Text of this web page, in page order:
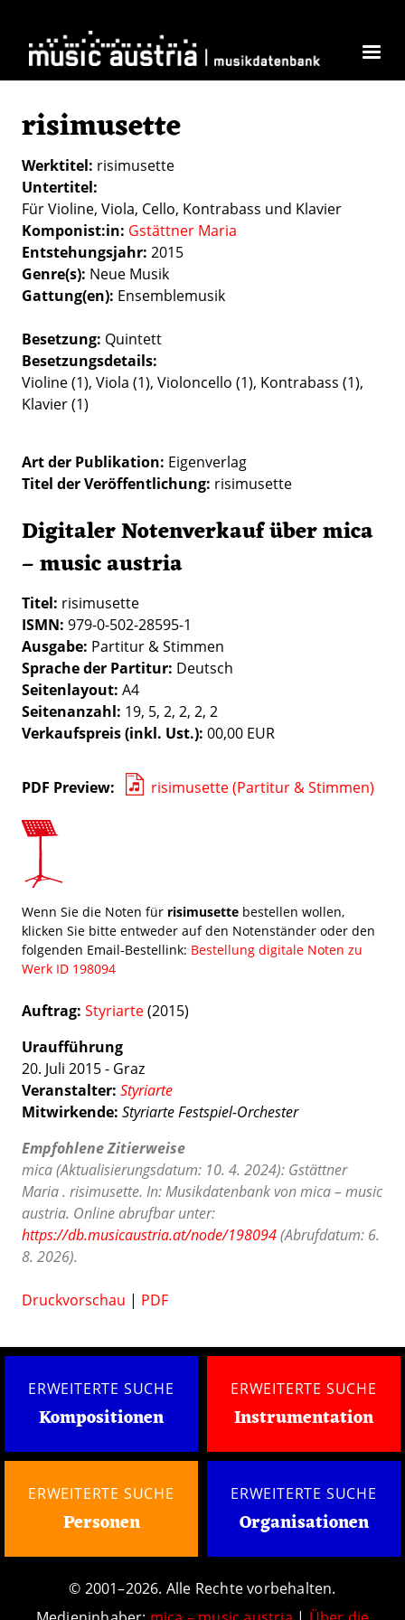
risimusette
Werktitel risimusette
Untertitel
Für Violine, Viola, Cello, Kontrabass und Klavier
Komponist:in Gstättner Maria
Entstehungsjahr 2015
Genre(s) Neue Musik
Gattung(en) Ensemblemusik
Besetzung Quintett
Besetzungsdetails
Violine (1), Viola (1), Violoncello (1), Kontrabass (1),
Klavier (1)
Art der Publikation Eigenverlag
Titel der Veröffentlichung risimusette
Digitaler Notenverkauf über mica
– music austria
Titel: risimusette
ISMN: 979-0-502-28595-1
Ausgabe: Partitur & Stimmen
Sprache der Partitur: Deutsch
Seitenlayout: A4
Seitenanzahl: 19, 5, 2, 2, 2, 2
Verkaufspreis (inkl. Ust.): 00,00 EUR
PDF Preview risimusette (Partitur & Stimmen)
Wenn Sie die Noten für risimusette bestellen wollen,
klicken Sie bitte entweder auf den Notenständer oder den
folgenden Email-Bestellink: Bestellung digitale Noten zu
Werk ID 198094
Auftrag: Styriarte(2015)
Uraufführung
20. Juli 2015 - Graz
Veranstalter: Styriarte
Mitwirkende: Styriarte Festspiel-Orchester
Empfohlene Zitierweise
mica (Aktualisierungsdatum: 10. 4. 2024): Gstättner
Maria . risimusette. In: Musikdatenbank von mica – music
austria. Online abrufbar unter:
https://db.musicaustria.at/node/198094(Abrufdatum: 6.
8. 2026).
Druckvorschau | PDF
ERWEITERTE SUCHE
Kompositionen
ERWEITERTE SUCHE
Instrumentation
ERWEITERTE SUCHE
Personen
ERWEITERTE SUCHE
Organisationen
© 2001–2026. Alle Rechte vorbehalten.